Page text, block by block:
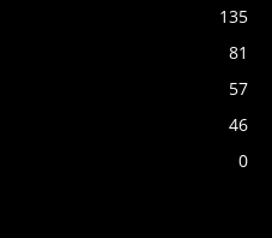
135
81
57
46
0